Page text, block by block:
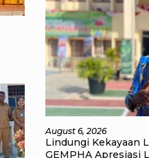
August 6, 2026
Lindungi Kekayaan
GEMPHA Apresiasi